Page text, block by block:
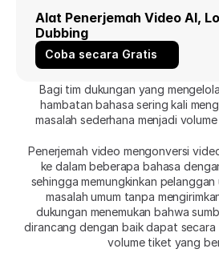
Alat Penerjemah Video AI,
Dubbing
Coba secara Gratis
Bagi tim dukungan yang
hambatan bahasa sering kali
masalah sederhana menjadi
Penerjemah video mengonversi
ke dalam beberapa bahasa
sehingga memungkinkan
masalah umum tanpa
dukungan menemukan bahwa
dirancang dengan baik dapat secara
volume tiket yang